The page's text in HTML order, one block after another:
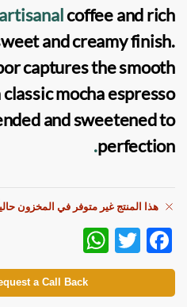
coffee and rich
and creamy finish.
captures the smooth
mocha espresso
and sweetened to
perfection
.
هذا المنتج غير متوفر في المخزون
F
ac
e
T
w
itt
h
at
a Call Back